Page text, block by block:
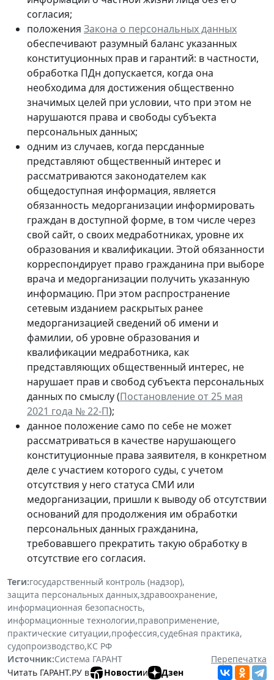
согласия;
положения Закона о персональных данных
обеспечивают разумный баланс указанных
конституционных прав и гарантий: в частности,
обработка ПДн допускается, когда она
необходима для достижения общественно
значимых целей при условии, что при этом не
нарушаются права и свободы субъекта
персональных данных;
одним из случаев, когда персданные
представляют общественный интерес и
рассматриваются законодателем как
общедоступная информация, является
обязанность медорганизации информировать
граждан в доступной форме, в том числе через
свой сайт, о своих медработниках, уровне их
образования и квалификации. Этой обязанности
корреспондирует право гражданина при выборе
врача и медорганизации получить указанную
информацию. При этом распространение
сетевым изданием раскрытых ранее
медорганизацией сведений об имени и
фамилии, об уровне образования и
квалификации медработника, как
представляющих общественный интерес, не
нарушает прав и свобод субъекта персональных
данных по смыслу (Постановление от 25 мая
2021 года № 22-П);
данное положение само по себе не может
рассматриваться в качестве нарушающего
конституционные права заявителя, в конкретном
деле с участием которого суды, с учетом
отсутствия у него статуса СМИ или
медорганизации, пришли к выводу об отсутствии
оснований для продолжения им обработки
персональных данных гражданина,
требовавшего прекратить такую обработку в
отсутствие его согласия.
Теги:государственный контроль (надзор),
защита персональных данных,здравоохранение,
информационная безопасность,
информационные технологии,правоприменение,
практические ситуации,профессия,судебная практика,
судопроизводство,КС РФ
Источник:Система ГАРАНТ
Перепечатка
Читать ГАРАНТ.РУ в
Новостии Дзен